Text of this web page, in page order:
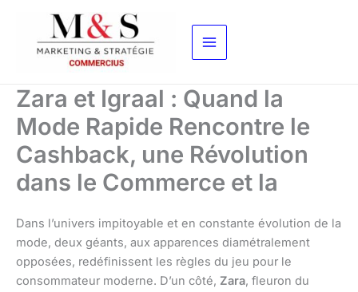
contenu
Zara et Igraal : Quand la
Mode Rapide Rencontre le
Cashback, une Révolution
dans le Commerce et la
Dans l’univers impitoyable et en constante évolution de la
mode, deux géants, aux apparences diamétralement
opposées, redéfinissent les règles du jeu pour le
consommateur moderne. D’un côté, Zara, fleuron du